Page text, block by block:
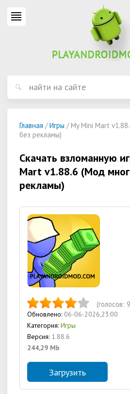
Главная /Игры / My Mini Mart
без рекламы)
Скачать взломанную
Mart v1.88.6 (Мод
рекламы)
(голосов:
Обновлено: 06-06-2026,23:00
Категория: Игры
Версия: 1.88.6
244,29 Mb
Загрузить